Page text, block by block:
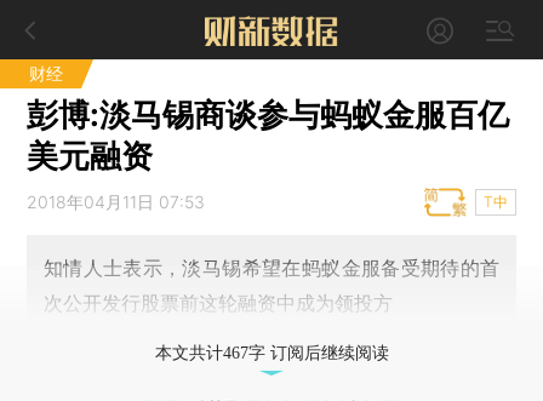
财经
彭博:淡马锡商谈参与蚂蚁金服百亿
美元融资
2018年04月11日 07:53 T中
知情人士表示，淡马锡希望在蚂蚁金服备受期待的首
次公开发行股票前这轮融资中成为领投方
本文共计467字 订阅后继续阅读